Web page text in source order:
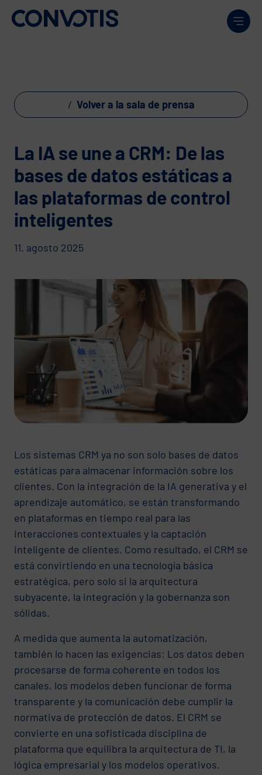
Skip to content
Volver a la sala de prensa
La IA se une a CRM: De las
bases de datos estáticas a
las plataformas de control
inteligentes
11. agosto 2025
Los sistemas CRM ya no son solo bases de datos
estáticas para almacenar información sobre los
clientes. Con la integración de la IA generativa y el
aprendizaje automático, se están transformando
en plataformas en tiempo real para las
interacciones contextuales y la captación
inteligente de clientes. Como resultado, el CRM se
está convirtiendo en una tecnología básica
estratégica, pero solo si la arquitectura
subyacente, la integración y la gobernanza son
sólidas.
A medida que aumenta la automatización,
también lo hacen las exigencias: Los datos deben
procesarse de forma coherente en todos los
canales, los modelos deben funcionar de forma
transparente y la comunicación debe cumplir la
normativa de protección de datos. El CRM se
convierte en una sofisticada disciplina de
plataforma que equilibra la arquitectura de TI, la
lógica empresarial y los modelos operativos.